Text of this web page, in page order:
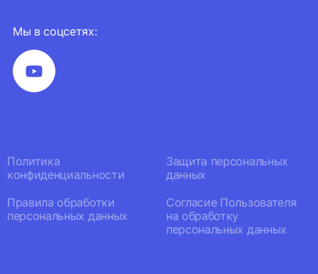
Мы в соцсетях:
Политика
конфиденциальности
Защита персональных
данных
Правила обработки
персональных данных
Согласие Пользователя
на обработку
персональных данных